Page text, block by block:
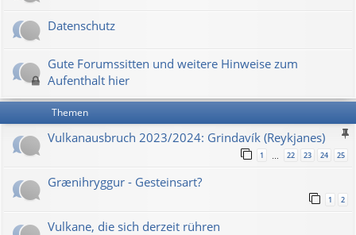
Datenschutz
Gute Forumssitten und weitere Hinweise zum
Aufenthalt hier
Themen
Vulkanausbruch 2023/2024: Grindavík (Reykjanes)
1 22 23 24 25
Grænihryggur - Gesteinsart?
1 2
Vulkane, die sich derzeit rühren